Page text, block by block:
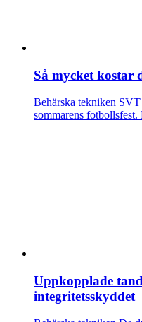
Så mycket kostar
Behärska tekniken SVT
sommarens
Uppkopplade
integritetsskyddet